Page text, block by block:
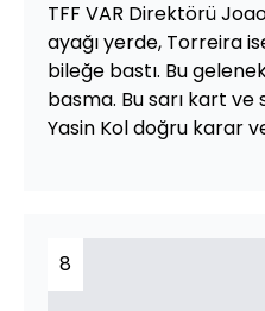
TFF VAR Direktörü
ayağı yerde, Torreira
bileğe bastı. Bu
basma. Bu sarı kart
Yasin Kol doğru karar
8